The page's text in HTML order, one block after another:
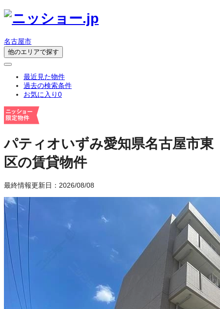
名古屋市
他のエリアで探す
最近見た物件
過去の検索条件
お気に入り0
パティオいずみ愛知県名古屋市東
区の賃貸物件
最終情報更新日：2026/08/08